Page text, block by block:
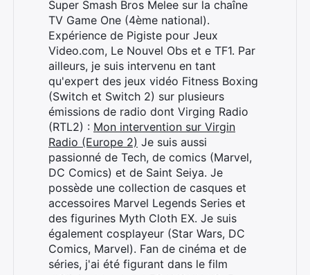
Super Smash Bros Melee sur la chaîne
TV Game One (4ème national).
Expérience de Pigiste pour Jeux
Video.com, Le Nouvel Obs et e TF1. Par
ailleurs, je suis intervenu en tant
qu'expert des jeux vidéo Fitness Boxing
(Switch et Switch 2) sur plusieurs
émissions de radio dont Virging Radio
(RTL2) : Mon intervention sur Virgin
Radio (Europe 2) Je suis aussi
passionné de Tech, de comics (Marvel,
DC Comics) et de Saint Seiya. Je
possède une collection de casques et
accessoires Marvel Legends Series et
des figurines Myth Cloth EX. Je suis
également cosplayeur (Star Wars, DC
Comics, Marvel). Fan de cinéma et de
séries, j'ai été figurant dans le film